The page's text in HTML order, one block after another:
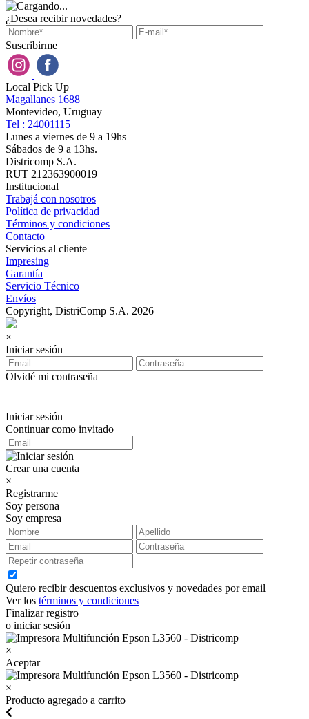
¿Desea recibir novedades?
Suscribirme
Local Pick Up
Magallanes 1688
Montevideo, Uruguay
Tel : 24001115
Lunes a viernes de 9 a 19hs
Sábados de 9 a 13hs.
Districomp S.A.
RUT 212363900019
Institucional
Trabajá con nosotros
Política de privacidad
Términos y condiciones
Contacto
Servicios al cliente
Impresing
Garantía
Servicio Técnico
Envíos
Copyright, DistriComp S.A. 2026
×
Iniciar sesión
Olvidé mi contraseña
Iniciar sesión
Continuar como invitado
Crear una cuenta
×
Registrarme
Soy persona
Soy empresa
Quiero recibir descuentos exclusivos y novedades por email
Ver los términos y condiciones
Finalizar registro
o iniciar sesión
×
Aceptar
×
Producto agregado a carrito